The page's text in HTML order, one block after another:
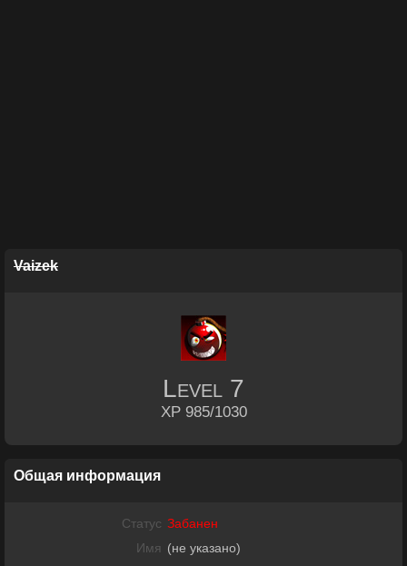
Vaizek
Level 7
XP 985/1030
Общая информация
Статус Забанен
Имя (не указано)